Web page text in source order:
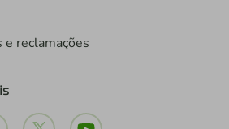
reclamações